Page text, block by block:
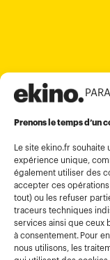
Prenons le temps d’un
Le site ekino.fr
expérience unique,
également utiliser des
accepter ces
tout) ou les refuser
traceurs techniques
services ainsi que ceux
à consentement. Pour
nous utilisons, les